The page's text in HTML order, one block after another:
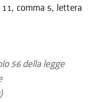
comma 5, lettera
56 della legge